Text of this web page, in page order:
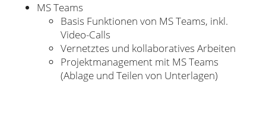
MS Teams
Basis Funktionen von MS Teams, inkl.
Video-Calls
Vernetztes und kollaboratives Arbeiten
Projektmanagement mit MS Teams
(Ablage und Teilen von Unterlagen)